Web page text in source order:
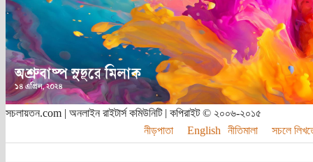
সচলায়তন.com | অনলাইন রাইটার্স কমিউনিটি | কপিরাইট © ২০০৬-২০১৫
নীড়পাতা
English নীতিমালা সচলে